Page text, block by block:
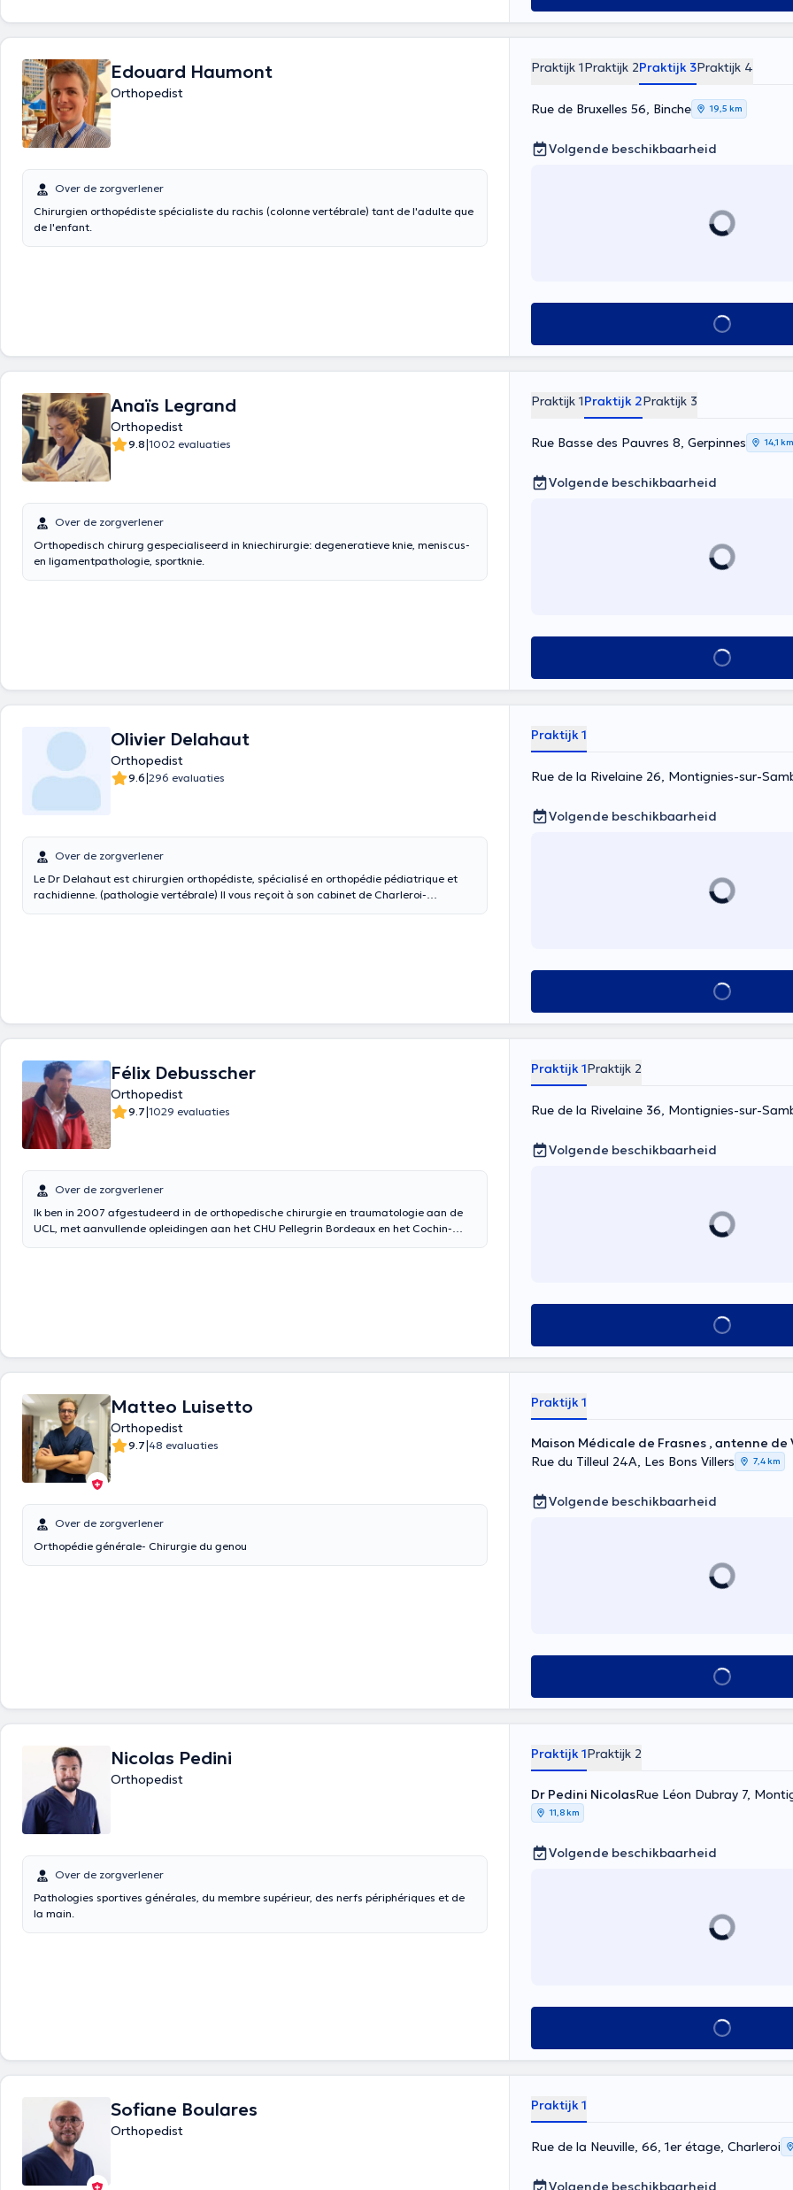
Edouard Haumont
Orthopedist
Over de zorgverlener
Chirurgien orthopédiste spécialiste du rachis (colonne vertébrale) tant de l'adulte que
de l'enfant.
Praktijk 1Praktijk 2Praktijk 3Praktijk 4
Rue de Bruxelles 56, Binche 19,5 km
Volgende beschikbaarheid
Alles zien
Anaïs Legrand
Orthopedist
9.8|1002 evaluaties
Over de zorgverlener
Orthopedisch chirurg gespecialiseerd in kniechirurgie: degeneratieve knie, meniscus-
en ligamentpathologie, sportknie.
Praktijk 1Praktijk 2Praktijk 3
Rue Basse des Pauvres 8, Gerpinnes 14,1 km
Volgende beschikbaarheid
Alles zien
Olivier Delahaut
Orthopedist
9.6|296 evaluaties
Over de zorgverlener
Le Dr Delahaut est chirurgien orthopédiste, spécialisé en orthopédie pédiatrique et
rachidienne. (pathologie vertébrale) Il vous reçoit à son cabinet de Charleroi-
Praktijk 1
Rue de la Rivelaine 26, Montignies-sur-
Volgende beschikbaarheid
Alles zien
Félix Debusscher
Orthopedist
9.7|1029 evaluaties
Over de zorgverlener
Ik ben in 2007 afgestudeerd in de orthopedische chirurgie en traumatologie aan de
UCL, met aanvullende opleidingen aan het CHU Pellegrin Bordeaux en het Cochin-
Praktijk 1Praktijk 2
Rue de la Rivelaine 36, Montignies-sur-
Volgende beschikbaarheid
Alles zien
Matteo Luisetto
Orthopedist
9.7|48 evaluaties
Over de zorgverlener
Orthopédie générale- Chirurgie du genou
Praktijk 1
Maison Médicale de Frasnes , antenne de
Rue du Tilleul 24A, Les Bons Villers
7,4 km
Volgende beschikbaarheid
Alles zien
Nicolas Pedini
Orthopedist
Over de zorgverlener
Pathologies sportives générales, du membre supérieur, des nerfs périphériques et de
la main.
Praktijk 1Praktijk 2
Dr Pedini NicolasRue Léon Dubray 7,
11,8 km
Volgende beschikbaarheid
Alles zien
Sofiane Boulares
Orthopedist
Praktijk 1
Rue de la Neuville, 66, 1er étage, Charleroi
Volgende beschikbaarheid